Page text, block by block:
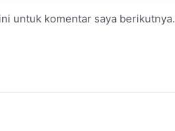
untuk komentar saya berikutnya.